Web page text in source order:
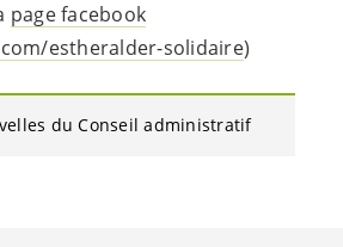
page facebook
estheralder-solidaire)
du Conseil administratif